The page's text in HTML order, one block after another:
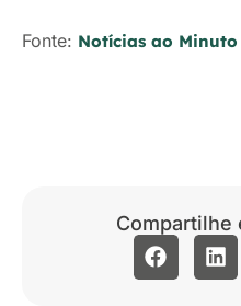
Fonte: Notícias ao Minuto
Compartilhe